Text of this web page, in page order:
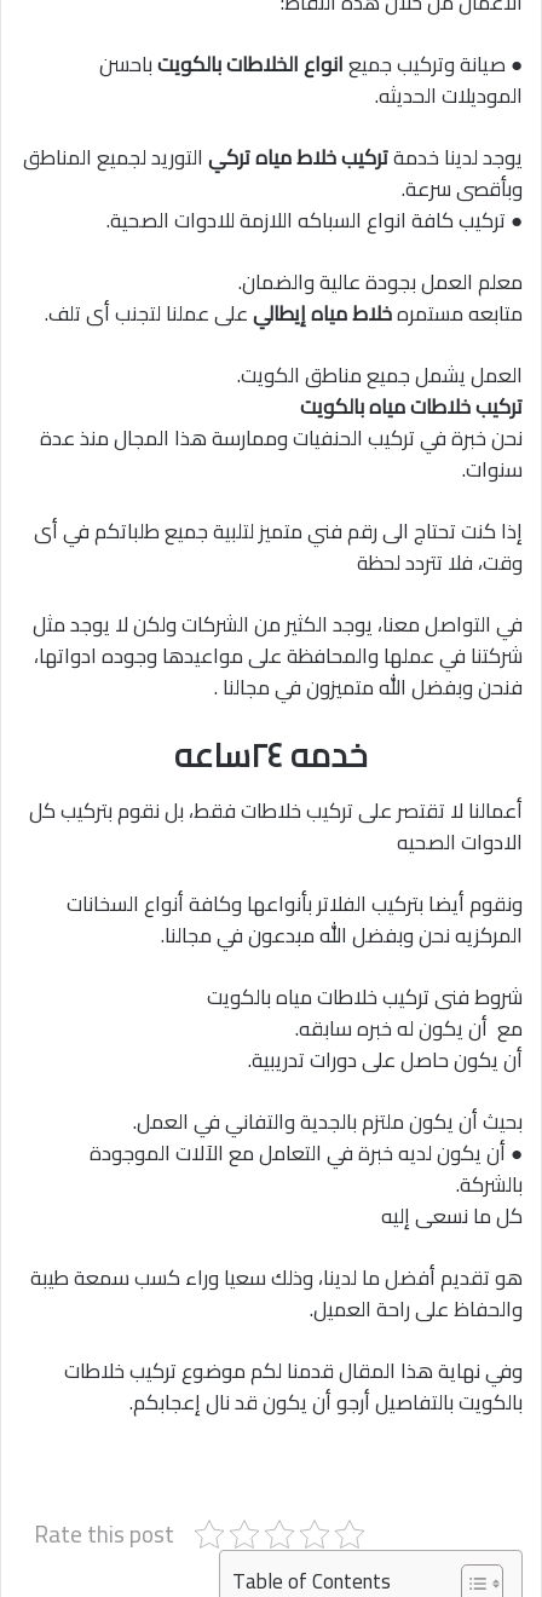
● صيانة وتركيب جميعانواع الخلاطات بالكويتباحسن
الموديلات الحديثه.
يوجد لدينا خدمةتركيب خلاط مياه تركيالتوريد لجميع المناطق
وبأقصى سرعة.
● تركيب كافة انواع السباكه اللازمة للادوات الصحية.
معلم العمل بجودة عالية والضمان.
متابعه مستمرهخلاط مياه إيطاليعلى عملنا لتجنب أى تلف.
العمل يشمل جميع مناطق الكويت.
تركيب خلاطات مياه بالكويت
نحن خبرة في تركيب الحنفيات وممارسة هذا المجال منذ عدة
سنوات.
إذا كنت تحتاج الى رقم فني متميز لتلبية جميع طلباتكم في أى
وقت، فلا تتردد لحظة
في التواصل معنا، يوجد الكثير من الشركات ولكن لا يوجد مثل
شركتنا في عملها والمحافظة على مواعيدها وجوده ادواتها،
فنحن وبفضل الله متميزون في مجالنا .
خدمه ٢٤ساعه
أعمالنا لا تقتصر على تركيب خلاطات فقط، بل نقوم بتركيب كل
الادوات الصحيه
ونقوم أيضا بتركيب الفلاتر بأنواعها وكافة أنواع السخانات
المركزيه نحن وبفضل الله مبدعون في مجالنا.
شروط فنى تركيب خلاطات مياه بالكويت
مع أن يكون له خبره سابقه.
أن يكون حاصل على دورات تدريبية.
بحيث أن يكون ملتزم بالجدية والتفاني في العمل.
● أن يكون لديه خبرة في التعامل مع الآلات الموجودة
بالشركة.
كل ما نسعى إليه
هو تقديم أفضل ما لدينا، وذلك سعيا وراء كسب سمعة طيبة
والحفاظ على راحة العميل.
وفي نهاية هذا المقال قدمنا لكم موضوع تركيب خلاطات
بالكويت بالتفاصيل أرجو أن يكون قد نال إعجابكم.
Rate this post
Table of Contents